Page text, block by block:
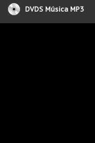
DVDS Música MP3